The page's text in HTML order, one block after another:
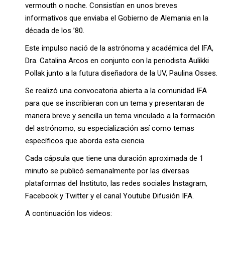
vermouth o noche. Consistían en unos breves
informativos que enviaba el Gobierno de Alemania en la
década de los ’80.
Este impulso nació de la astrónoma y académica del IFA,
Dra. Catalina Arcos en conjunto con la periodista Aulikki
Pollak junto a la futura diseñadora de la UV, Paulina Osses.
Se realizó una convocatoria abierta a la comunidad IFA
para que se inscribieran con un tema y presentaran de
manera breve y sencilla un tema vinculado a la formación
del astrónomo, su especialización así como temas
específicos que aborda esta ciencia.
Cada cápsula que tiene una duración aproximada de 1
minuto se publicó semanalmente por las diversas
plataformas del Instituto, las redes sociales Instagram,
Facebook y Twitter y el canal Youtube Difusión IFA.
A continuación los videos: